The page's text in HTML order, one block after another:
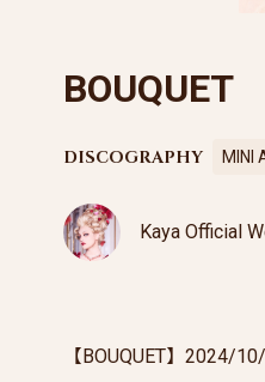
BOUQUET
DISCOGRAPHY MINI
Kaya Official
【BOUQUET】2024/